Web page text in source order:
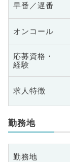
早番／遅番
オンコール
応募資格・
経験
求人特徴
勤務地
勤務地